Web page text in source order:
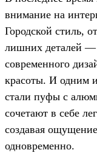
внимание на
Городской стиль,
лишних деталей —
современного
красоты. И одним
стали пуфы с
сочетают в себе
создавая
одновременно.